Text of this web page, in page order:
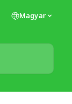
Magyar